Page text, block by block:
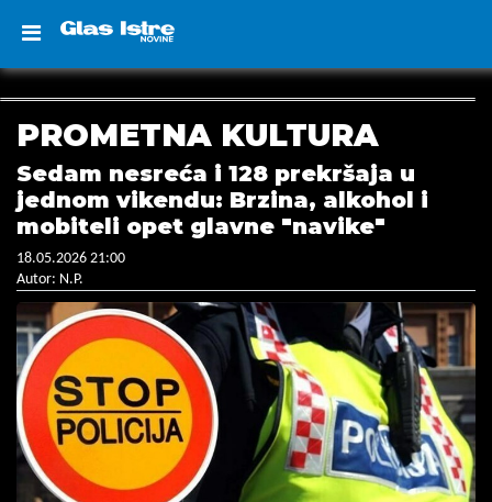
PROMETNA KULTURA
Sedam nesreća i 128 prekršaja u
jednom vikendu: Brzina, alkohol i
mobiteli opet glavne "navike"
18.05.2026 21:00
Autor: N.P.